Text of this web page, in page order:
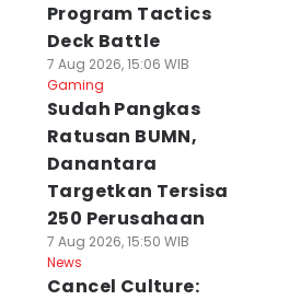
Program Tactics
Deck Battle
7 Aug 2026, 15:06 WIB
Gaming
Sudah Pangkas
Ratusan BUMN,
Danantara
Targetkan Tersisa
250 Perusahaan
7 Aug 2026, 15:50 WIB
News
Cancel Culture: